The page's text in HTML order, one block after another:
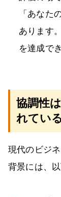
「あなた
あります
を達成で
協調性
れている
現代のビジ
背景には、